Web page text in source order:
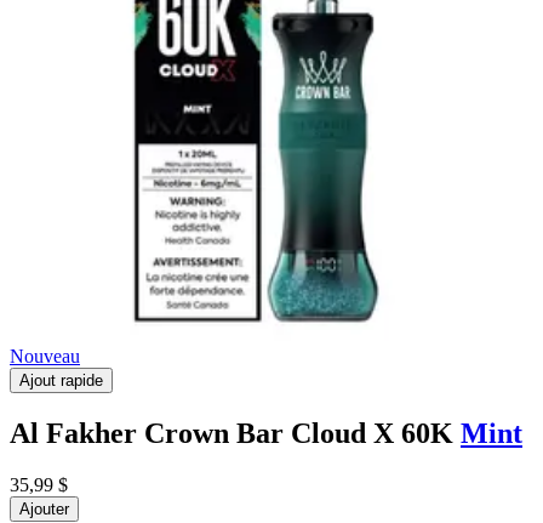
Nouveau
Ajout rapide
Al Fakher Crown Bar Cloud X 60K Mint
35,99 $
Ajouter